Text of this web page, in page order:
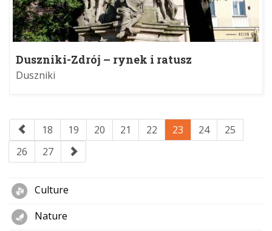
Duszniki-Zdrój – rynek i ratusz
Duszniki
18 19 20 21 22 23 24
25
26
27
Culture
Nature